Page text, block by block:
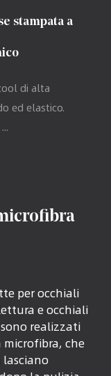
stampata a
di alta
ed elastico.
per occhiali
e occhiali
realizzati
che